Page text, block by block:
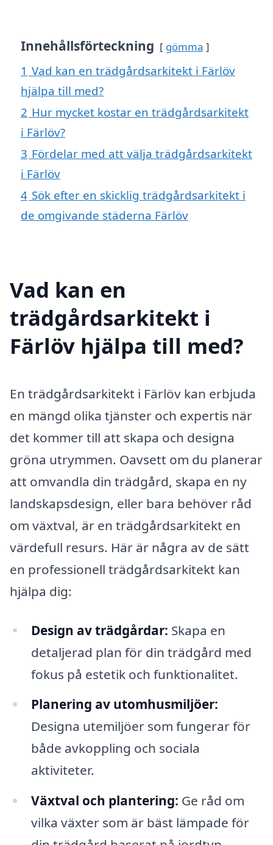
Innehållsförteckning gömma
1 Vad kan en trädgårdsarkitekt i Färlöv
hjälpa till med?
2 Hur mycket kostar en trädgårdsarkitekt
i Färlöv?
3 Fördelar med att välja trädgårdsarkitekt
i Färlöv
4 Sök efter en skicklig trädgårdsarkitekt i
de omgivande städerna Färlöv
Vad kan en
trädgårdsarkitekt i
Färlöv hjälpa till med?
En trädgårdsarkitekt i Färlöv kan erbjuda
en mängd olika tjänster och expertis när
det kommer till att skapa och designa
gröna utrymmen. Oavsett om du planerar
att omvandla din trädgård, skapa en ny
landskapsdesign, eller bara behöver råd
om växtval, är en trädgårdsarkitekt en
värdefull resurs. Här är några av de sätt
en professionell trädgårdsarkitekt kan
hjälpa dig:
Design av trädgårdar: Skapa en
detaljerad plan för din trädgård med
fokus på estetik och funktionalitet.
Planering av utomhusmiljöer:
Designa utemiljöer som fungerar för
både avkoppling och sociala
aktiviteter.
Växtval och plantering: Ge råd om
vilka växter som är bäst lämpade för